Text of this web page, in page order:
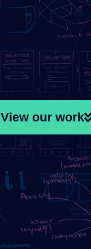
View our work